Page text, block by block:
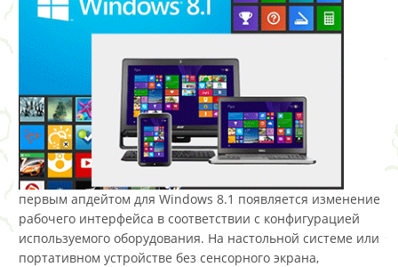
первым апдейтом для Windows 8.1 появляется изменение
рабочего интерфейса в соответствии с конфигурацией
используемого оборудования. На настольной системе или
портативном устройстве без сенсорного экрана,